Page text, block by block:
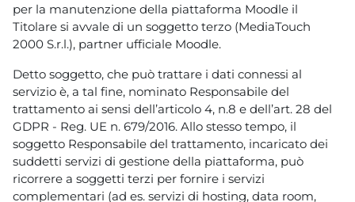
per la manutenzione della piattaforma Moodle il
Titolare si avvale di un soggetto terzo (MediaTouch
2000 S.r.l.), partner ufficiale Moodle.
Detto soggetto, che può trattare i dati connessi al
servizio è, a tal fine, nominato Responsabile del
trattamento ai sensi dell’articolo 4, n.8 e dell’art. 28 del
GDPR - Reg. UE n. 679/2016. Allo stesso tempo, il
soggetto Responsabile del trattamento, incaricato dei
suddetti servizi di gestione della piattaforma, può
ricorrere a soggetti terzi per fornire i servizi
complementari (ad es. servizi di hosting, data room,